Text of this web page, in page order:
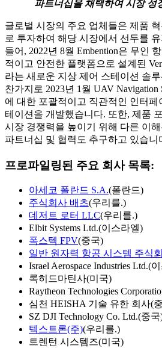
파트너십을 채택하여 시장 성
글로벌 시장의 주요 업체들은 제품
로 투자하여 해당 시장에서 선두를
들어, 2022년 8월 Embention은 무인
적이고 안전한 플랫폼으로 설계된
라는 새로운 지상 제어 스테이션 솔
찬가지로 2023년 1월 UAV
에 대한 포괄적이고 직관적인 인터페
테이션을 개발했습니다. 또한, 제품
시장 경쟁력을 높이기 위해 다른 이
파트너십 및 협력도 추구하고 있습니
프로파일링된 주요 회사 목록:
아세코 폴란드 S.A.(폴란드)
주식회사 배츠(우리를.)
데저트 로터 LLC(우리를.)
Elbit Systems Ltd.(이스라엘)
폭스텍 FPV(중국)
일반 원자력 항공 시스템 주식
Israel Aerospace Industries Ltd.(
록히드마틴사(미국)
Raytheon Technologies
심천 HEISHA 기술 유한 회사(
SZ DJI Technology Co. Ltd.(중국
텍스트론(주)(우리를.)
트렌턴 시스템즈(미국)